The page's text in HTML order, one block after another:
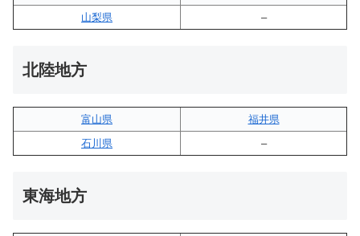
山梨県
–
北陸地方
富山県
福井県
石川県
–
東海地方